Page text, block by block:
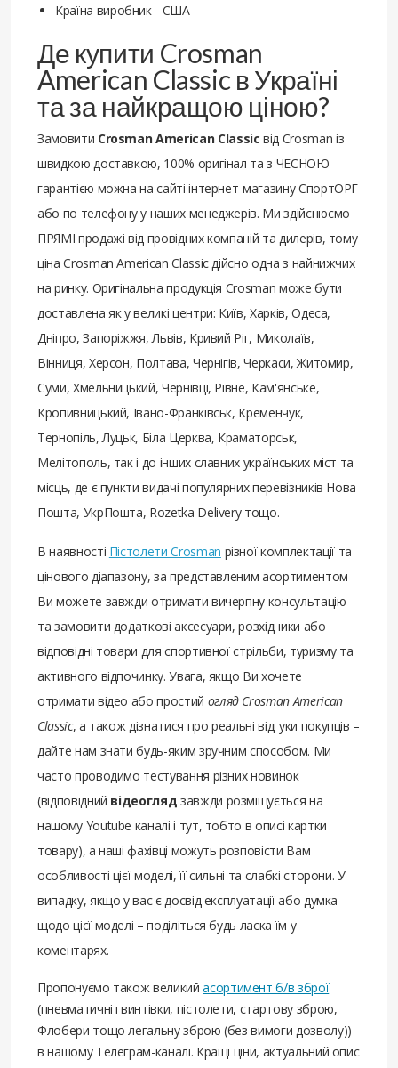
Країна виробник - США
Де купити Crosman
American Classic в Україні
та за найкращою ціною?
Замовити Crosman American Classic від Crosman із
швидкою доставкою, 100% оригінал та з ЧЕСНОЮ
гарантією можна на сайті інтернет-магазину СпортОРГ
або по телефону у наших менеджерів. Ми здійснюємо
ПРЯМІ продажі від провідних компаній та дилерів, тому
ціна Crosman American Classic дійсно одна з найнижчих
на ринку. Оригінальна продукція Crosman може бути
доставлена ​​як у великі центри: Київ, Харків, Одеса,
Дніпро, Запоріжжя, Львів, Кривий Ріг, Миколаїв,
Вінниця, Херсон, Полтава, Чернігів, Черкаси, Житомир,
Суми, Хмельницький, Чернівці, Рівне, Кам'янське,
Кропивницький, Івано-Франківськ, Кременчук,
Тернопіль, Луцьк, Біла Церква, Краматорськ,
Мелітополь, так і до інших славних українських міст та
місць, де є пункти видачі популярних перевізників Нова
Пошта, УкрПошта, Rozetka Delivery тощо.
В наявності Пістолети Crosman різної комплектації та
цінового діапазону, за представленим асортиментом
Ви можете завжди отримати вичерпну консультацію
та замовити додаткові аксесуари, розхідники або
відповідні товари для спортивної стрільби, туризму та
активного відпочинку. Увага, якщо Ви хочете
отримати відео або простий огляд Crosman American
Classic, а також дізнатися про реальні відгуки покупців –
дайте нам знати будь-яким зручним способом. Ми
часто проводимо тестування різних новинок
(відповідний відеогляд завжди розміщується на
нашому Youtube каналі і тут, тобто в описі картки
товару), а наші фахівці можуть розповісти Вам
особливості цієї моделі, її сильні та слабкі сторони. У
випадку, якщо у вас є досвід експлуатації або думка
щодо цієї моделі – поділіться будь ласка їм у
коментарях.
Пропонуємо також великийасортимент б/в зброї
(пневматичні гвинтівки, пістолети, стартову зброю,
Флобери тощо легальну зброю (без вимоги дозволу))
в нашому Телеграм-каналі. Кращі ціни, актуальний опис